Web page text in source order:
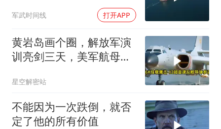
送入海底，乌军后勤命脉
遭重锤
军武时间线 打开APP
黄岩岛画个圈，解放军演
训亮剑三天，美军航母从
星空解密站
不能因为一次跌倒，就否
定了他的所有价值